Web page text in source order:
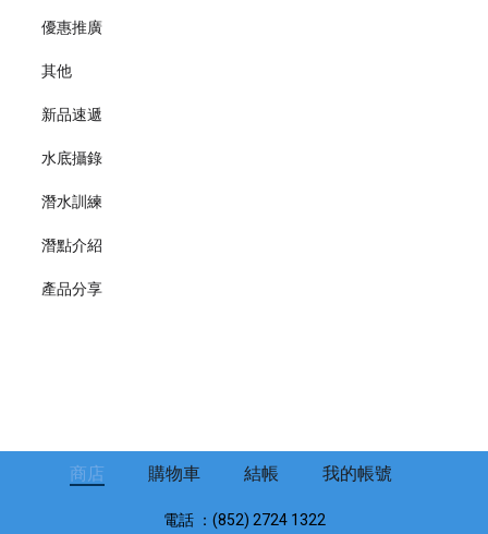
優惠推廣
其他
新品速遞
水底攝錄
潛水訓練
潛點介紹
產品分享
商店 購物車 結帳 我的帳號
電話 ：(852) 2724 1322